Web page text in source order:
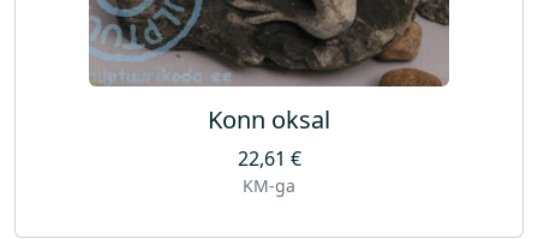
Konn oksal
22,61 €
KM-ga